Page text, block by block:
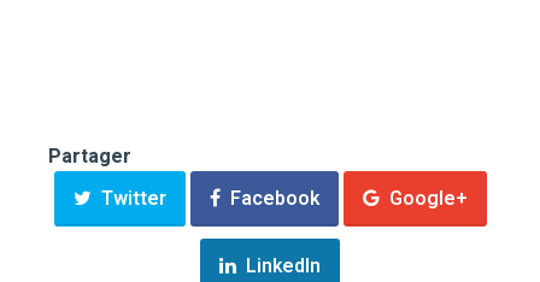
Partager
Twitter
Facebook Google+
LinkedIn